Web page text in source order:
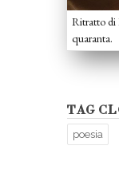
Ritratto di
quaranta.
TAG
poesia